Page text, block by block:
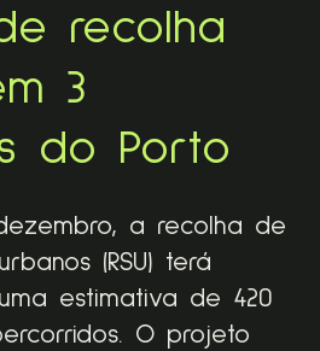
recolha
3
do Porto
a recolha de
(RSU) terá
estimativa de 420
O projeto